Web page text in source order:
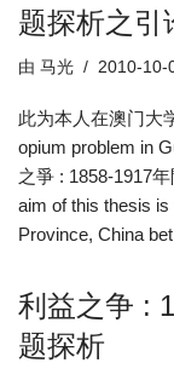
题探析之引
由 马光 2010-10-
此为本人在澳门大
opium problem in
之爭 : 1858-1917
aim of this thesis
Province, China
利益之争 :
题探析